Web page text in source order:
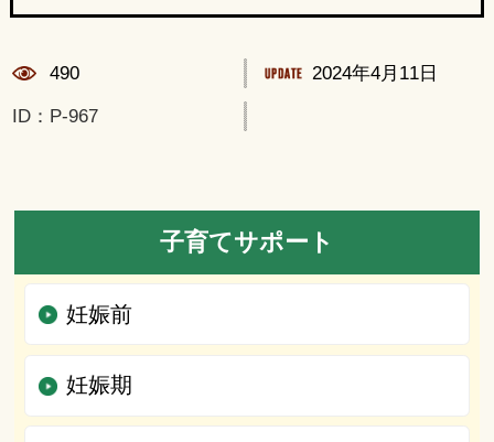
490 2024年4月11日
ID：P-967
子育てサポート
妊娠前
妊娠期